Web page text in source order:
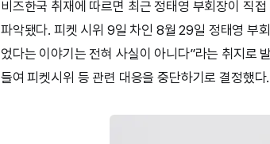
비즈한국 취재에 따르면 최근 정태영 부회장이 직
파악됐다. 피켓 시위 9일 차인 8월 29일 정태영 부
었다는 이야기는 전혀 사실이 아니다”라는 취지로
들여 피켓시위 등 관련 대응을 중단하기로 결정했다.